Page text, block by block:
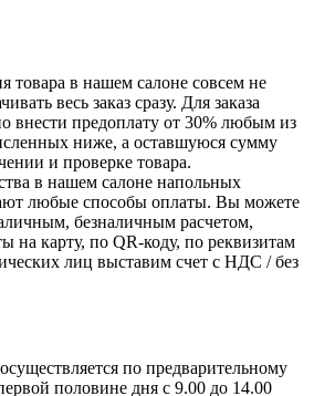
товара в нашем салоне совсем не
весь заказ сразу. Для заказа
внести предоплату от 30% любым из
ниже, а оставшуюся сумму
и проверке товара.
в нашем салоне напольных
любые способы оплаты. Вы можете
безналичным расчетом,
на карту, по QR-коду, по реквизитам
лиц выставим счет с НДС / без
по предварительному
половине дня с 9.00 до 14.00